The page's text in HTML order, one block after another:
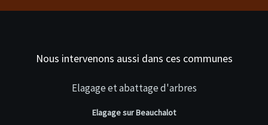
Nous intervenons aussi dans ces communes
Elagage et abattage d'arbres
Elagage sur Beauchalot